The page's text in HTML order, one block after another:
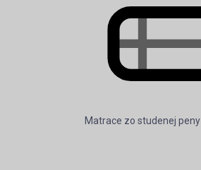
Matrace zo studenej peny